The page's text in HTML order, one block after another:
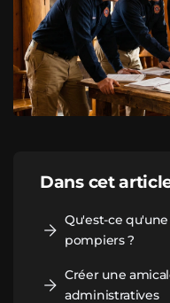
Dans cet
Qu'est-ce
pompiers ?
Créer une
administratives